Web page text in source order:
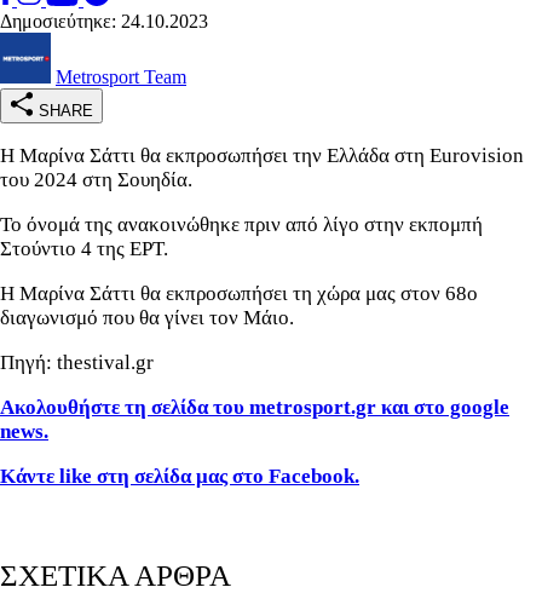
Δημοσιεύτηκε: 24.10.2023
Metrosport Team
SHARE
Η Μαρίνα Σάττι θα εκπροσωπήσει την Ελλάδα στη Eurovision
του 2024 στη Σουηδία.
Το όνομά της ανακοινώθηκε πριν από λίγο στην εκπομπή
Στούντιο 4 της ΕΡΤ.
H Μαρίνα Σάττι θα εκπροσωπήσει τη χώρα μας στον 68ο
διαγωνισμό που θα γίνει τον Μάιο.
Πηγή: thestival.gr
Ακολουθήστε τη σελίδα του metrosport.gr και στο google
news.
Κάντε like στη σελίδα μας στο Facebook.
ΣΧΕΤΙΚΑ ΑΡΘΡΑ